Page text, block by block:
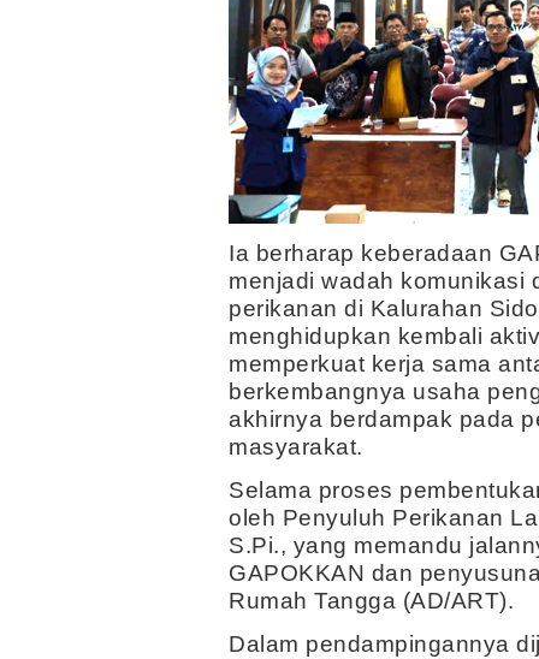
Ia berharap keberadaan
menjadi wadah komunikasi
perikanan di Kalurahan
menghidupkan kembali
memperkuat kerja sama
berkembangnya usaha
akhirnya berdampak pada
masyarakat.
Selama proses
oleh Penyuluh Perikanan
S.Pi., yang memandu
GAPOKKAN dan
Rumah Tangga (AD/ART).
Dalam pendampingannya